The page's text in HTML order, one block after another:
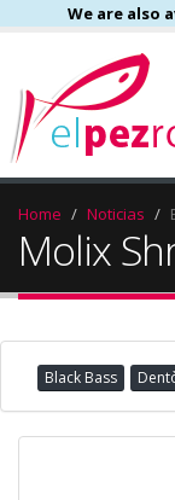
We are also
Home Noticias
Molix
Black Bass